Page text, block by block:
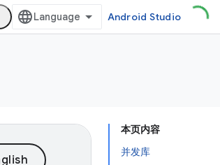
Android Studio
本页内容
并发库